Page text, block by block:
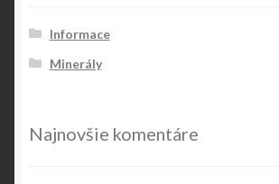
Informace
Minerály
Najnovšie komentáre